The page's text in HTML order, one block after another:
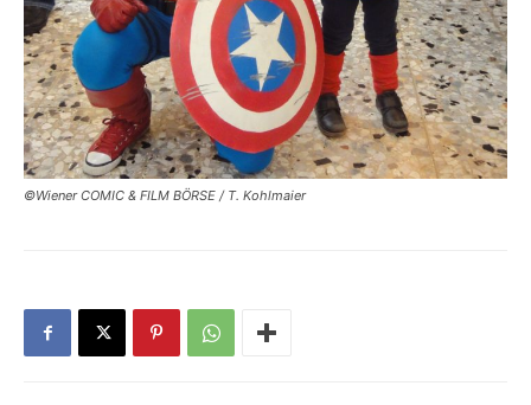
©Wiener COMIC & FILM BÖRSE / T. Kohlmaier